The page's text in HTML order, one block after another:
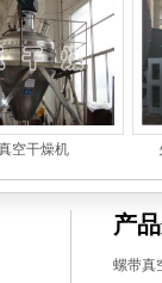
空干燥机
产
螺带真